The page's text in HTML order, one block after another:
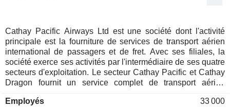
Cathay Pacific Airways Ltd est une société dont l'activité
principale est la fourniture de services de transport aérien
international de passagers et de fret. Avec ses filiales, la
société exerce ses activités par l'intermédiaire de ses quatre
secteurs d'exploitation. Le secteur Cathay Pacific et Cathay
Dragon fournit un service complet de transport aérien
Cathay Pacific et Cathay Dragon. Le secteur Air Hong Kong
Employés 33 000